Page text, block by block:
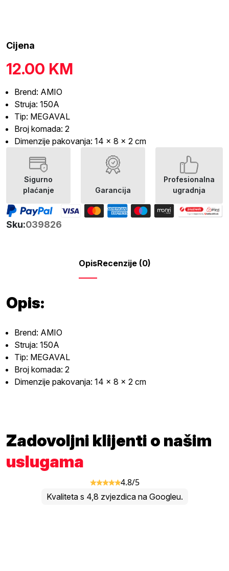
Cijena
12.00 KM
Brend: AMIO
Struja: 150A
Tip: MEGAVAL
Broj komada: 2
Dimenzije pakovanja: 14 x 8 x 2 cm
Sigurno
plaćanje
Garancija
Profesionalna
ugradnja
Sku:039826
OpisRecenzije (0)
Opis:
Brend: AMIO
Struja: 150A
Tip: MEGAVAL
Broj komada: 2
Dimenzije pakovanja: 14 x 8 x 2 cm
Zadovoljni klijenti o našim
uslugama
4.8/5
Kvaliteta s 4,8 zvjezdica na Googleu.